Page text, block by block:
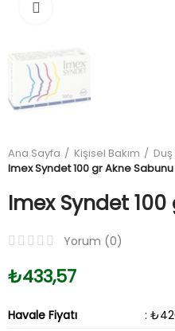
Ana Sayfa Kişisel Bakım
Imex Syndet 100 gr Akne Sabunu
Imex Syndet
Yorum (0)
₺433,57
Havale Fiyatı
: